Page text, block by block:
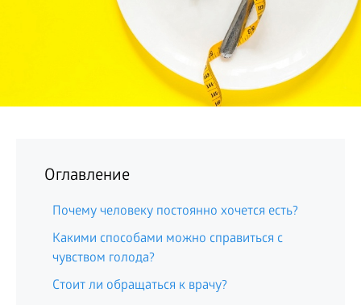
Оглавление
Почему человеку постоянно хочется есть?
Какими способами можно справиться с
чувством голода?
Стоит ли обращаться к врачу?